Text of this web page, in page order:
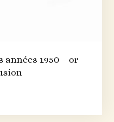
1950 – or